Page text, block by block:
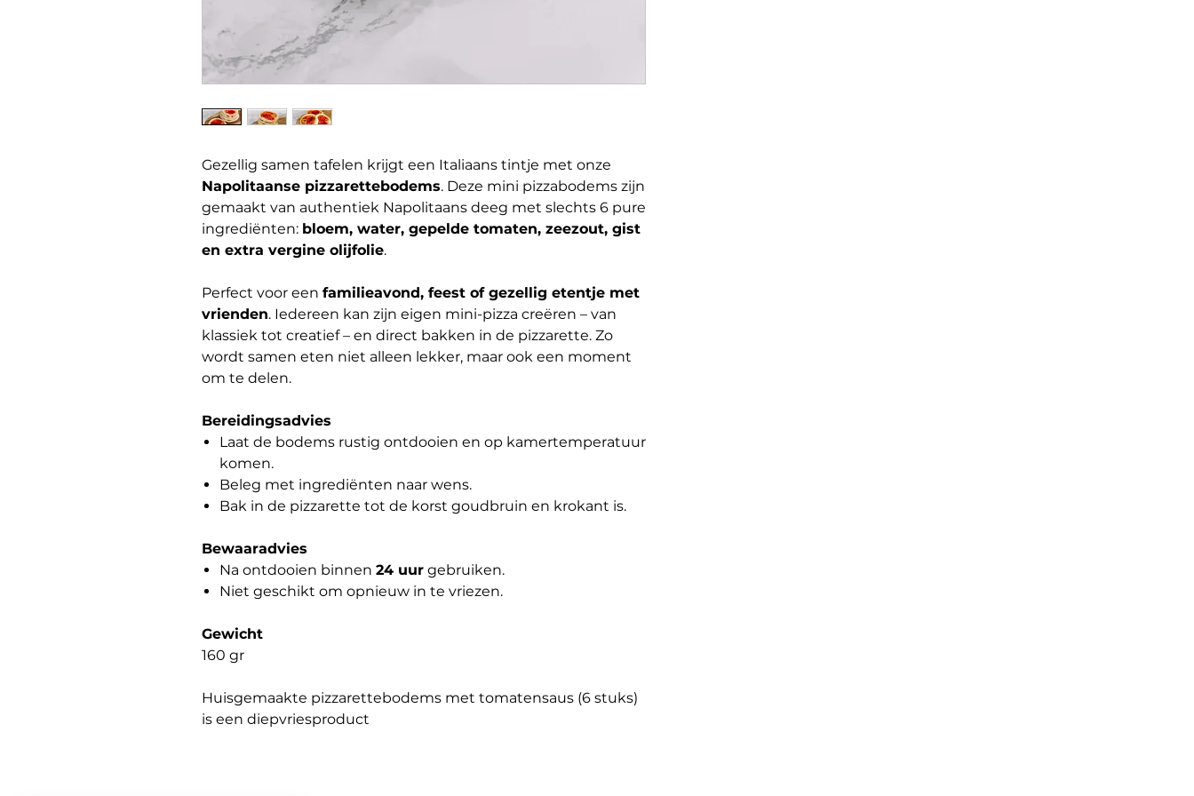
Gezellig samen tafelen krijgt een Italiaans tintje met onze
Napolitaanse pizzarettebodems. Deze mini pizzabodems zijn
gemaakt van authentiek Napolitaans deeg met slechts 6 pure
ingrediënten: bloem, water, gepelde tomaten, zeezout, gist
en extra vergine olijfolie.
Perfect voor een familieavond, feest of gezellig etentje met
vrienden. Iedereen kan zijn eigen mini-pizza creëren – van
klassiek tot creatief – en direct bakken in de pizzarette. Zo
wordt samen eten niet alleen lekker, maar ook een moment
om te delen.
Bereidingsadvies
Laat de bodems rustig ontdooien en op kamertemperatuur
komen.
Beleg met ingrediënten naar wens.
Bak in de pizzarette tot de korst goudbruin en krokant is.
Bewaaradvies
Na ontdooien binnen 24 uur gebruiken.
Niet geschikt om opnieuw in te vriezen.
Gewicht
160 gr
Huisgemaakte pizzarettebodems met tomatensaus (6 stuks)
is een diepvriesproduct